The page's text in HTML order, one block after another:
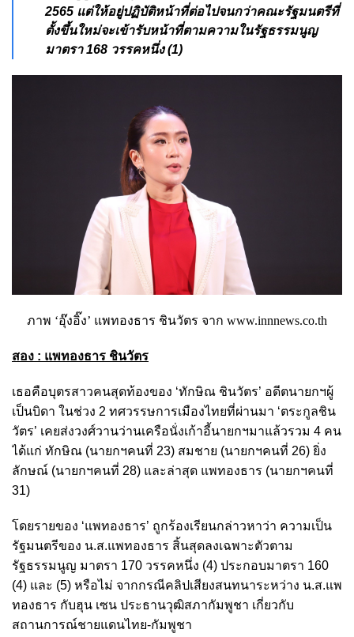
2565 แต่ให้อยู่ปฏิบัติหน้าที่ต่อไปจนกว่าคณะรัฐมนตรีที่
ตั้งขึ้นใหม่จะเข้ารับหน้าที่ตามความในรัฐธรรมนูญ
มาตรา 168 วรรคหนึ่ง (1)
ภาพ ‘อุ๊งอิ๊ง’ แพทองธาร ชินวัตร จาก www.innnews.co.th
สอง : แพทองธาร ชินวัตร
เธอคือบุตรสาวคนสุดท้องของ ‘ทักษิณ ชินวัตร’ อดีตนายกฯผู้
เป็นบิดา ในช่วง 2 ทศวรรษการเมืองไทยที่ผ่านมา ‘ตระกูลชิน
วัตร’ เคยส่งวงศ์วานว่านเครือนั่งเก้าอี้นายกฯมาแล้วรวม 4 คน
ได้แก่ ทักษิณ (นายกฯคนที่ 23) สมชาย (นายกฯคนที่ 26) ยิ่ง
ลักษณ์ (นายกฯคนที่ 28) และล่าสุด แพทองธาร (นายกฯคนที่
31)
โดยรายของ ‘แพทองธาร’ ถูกร้องเรียนกล่าวหาว่า ความเป็น
รัฐมนตรีของ น.ส.แพทองธาร สิ้นสุดลงเฉพาะตัวตาม
รัฐธรรมนูญ มาตรา 170 วรรคหนึ่ง (4) ประกอบมาตรา 160
(4) และ (5) หรือไม่ จากกรณีคลิปเสียงสนทนาระหว่าง น.ส.แพ
ทองธาร กับฮุน เซน ประธานวุฒิสภากัมพูชา เกี่ยวกับ
สถานการณ์ชายแดนไทย-กัมพูชา